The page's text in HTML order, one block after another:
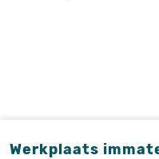
Werkplaats